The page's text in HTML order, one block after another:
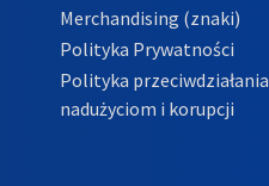
Merchandising (znaki)
Polityka Prywatności
Polityka przeciwdziałania
nadużyciom i korupcji